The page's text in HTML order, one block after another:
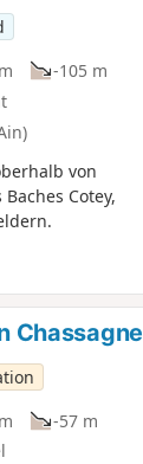
-105 m
von
Cotey,
Chassagne
-57 m